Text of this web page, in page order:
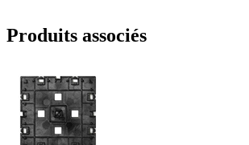
Produits associés